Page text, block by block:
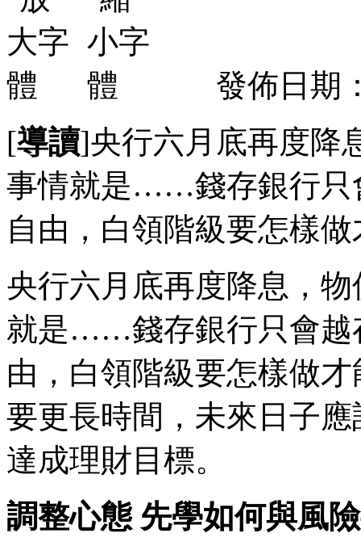
發佈日期
[導讀]央行六月底再度降
事情就是……錢存銀行只
自由，白領階級要怎樣
央行六月底再度降息，
就是……錢存銀行只會越
由，白領階級要怎樣做
要更長時間，未來日子
達成理財目標。
調整心態 先學如何與風